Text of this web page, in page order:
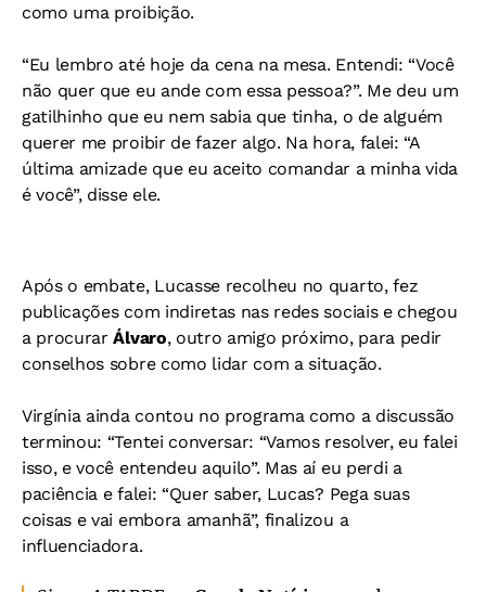
como uma proibição.
“Eu lembro até hoje da cena na mesa. Entendi: “Você
não quer que eu ande com essa pessoa?”. Me deu um
gatilhinho que eu nem sabia que tinha, o de alguém
querer me proibir de fazer algo. Na hora, falei: “A
última amizade que eu aceito comandar a minha vida
é você”, disse ele.
Após o embate, Lucasse recolheu no quarto, fez
publicações com indiretas nas redes sociais e chegou
a procurarÁlvaro, outro amigo próximo, para pedir
conselhos sobre como lidar com a situação.
Virgínia ainda contou no programa como a discussão
terminou: “Tentei conversar: “Vamos resolver, eu falei
isso, e você entendeu aquilo”. Mas aí eu perdi a
paciência e falei: “Quer saber, Lucas? Pega suas
coisas e vai embora amanhã”, finalizou a
influenciadora.